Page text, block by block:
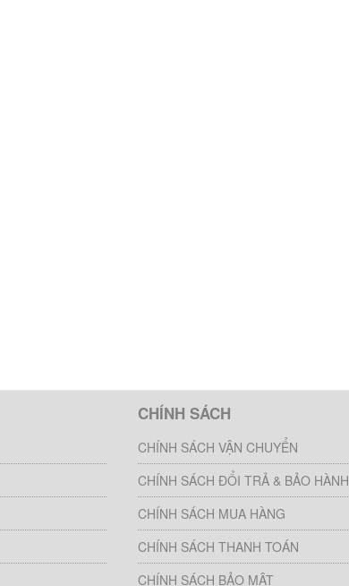
CHÍNH SÁCH
CHÍNH SÁCH VẬN CHUYỂN
CHÍNH SÁCH ĐỔI TRẢ & BẢO HÀNH
CHÍNH SÁCH MUA HÀNG
CHÍNH SÁCH THANH TOÁN
CHÍNH SÁCH BẢO MẬT